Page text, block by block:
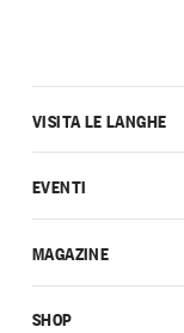
VISITA LE LANGHE
EVENTI
MAGAZINE
SHOP